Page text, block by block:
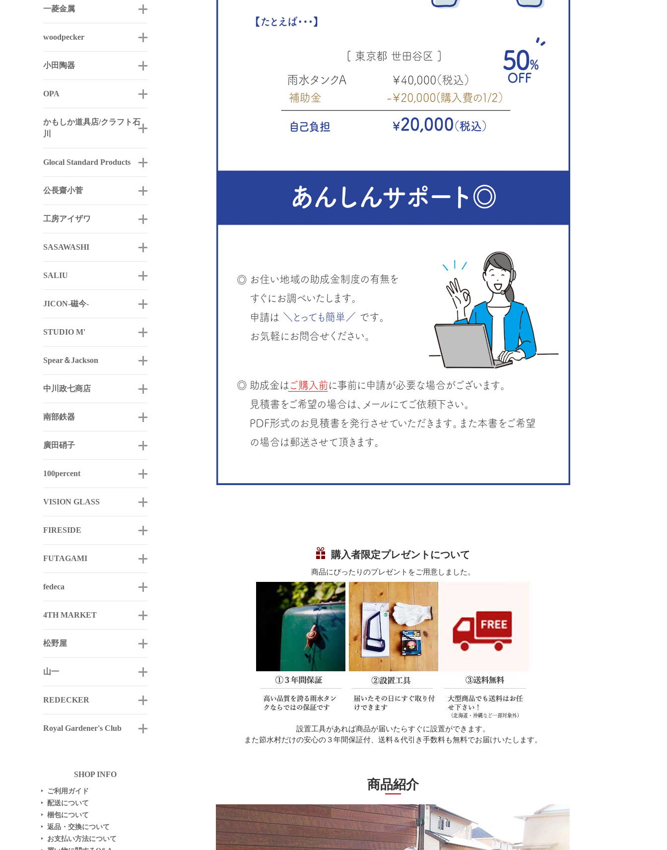
一菱金属
woodpecker
小田陶器
OPA
かもしか道具店/クラフト石
川
Glocal Standard Products
公長齋小菅
工房アイザワ
SASAWASHI
SALIU
JICON-磁今-
STUDIO M'
Spear＆Jackson
中川政七商店
南部鉄器
廣田硝子
100percent
VISION GLASS
FIRESIDE
FUTAGAMI
fedeca
4TH MARKET
松野屋
山一
REDECKER
Royal Gardener's Club
SHOP INFO
▶ ご利用ガイド
▶ 配送について
▶ 梱包について
▶ 返品・交換について
▶ お支払い方法について
購入者限定プレゼントについて
商品にぴったりのプレゼントをご用意しました。
設置工具があれば商品が届いたらすぐに設置ができます。
また節水村だけの安心の３年間保証付、送料＆代引き手数料も無料でお届けいたします。
商品紹介